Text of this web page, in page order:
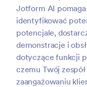
Jotform AI
identyfikować
potencjale,
demonstracje i
dotyczące funkcji
czemu Twój
zaangażowaniu